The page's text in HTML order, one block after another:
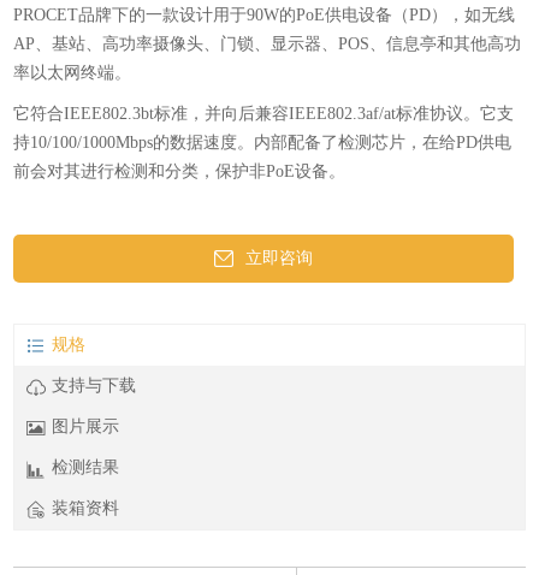
PROCET品牌下的一款设计用于90W的PoE供电设备（PD），如无线
AP、基站、高功率摄像头、门锁、显示器、POS、信息亭和其他高功
率以太网终端。
它符合IEEE802.3bt标准，并向后兼容IEEE802.3af/at标准协议。它支
持10/100/1000Mbps的数据速度。内部配备了检测芯片，在给PD供电
前会对其进行检测和分类，保护非PoE设备。
立即咨询
规格
支持与下载
图片展示
检测结果
装箱资料